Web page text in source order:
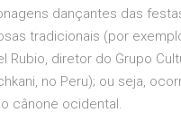
dançantes das
tradicionais (por
Rubio, diretor do Grupo
no Peru); ou seja,
cânone ocidental.